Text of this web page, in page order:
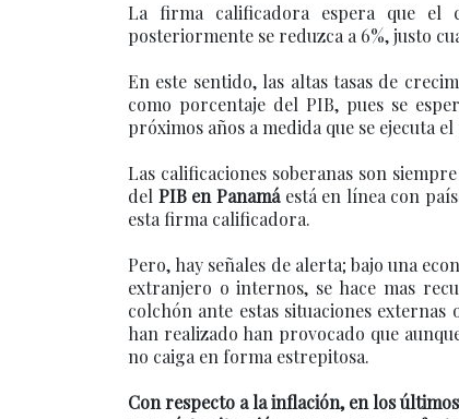
La firma calificadora espera que el
posteriormente se reduzca a 6%, justo
En este sentido, las altas tasas de
como porcentaje del PIB, pues se
próximos años a medida que se ejecuta
Las calificaciones soberanas son
del PIB en Panamá está en línea con
esta firma calificadora.
Pero, hay señales de alerta; bajo una
extranjero o internos, se hace mas
colchón ante estas situaciones
han realizado han provocado que
no caiga en forma estrepitosa.
Con respecto a la inflación, en los